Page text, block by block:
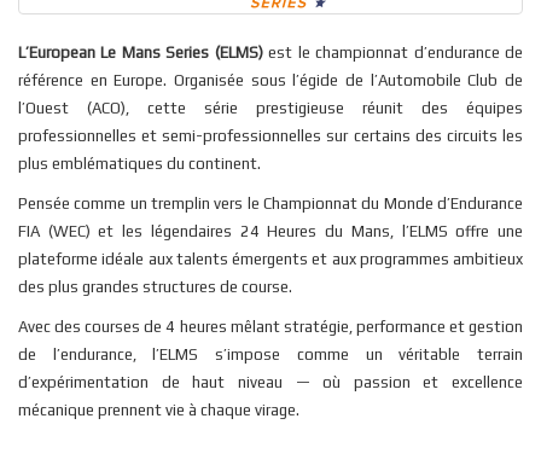
L’European Le Mans Series (ELMS)est le championnat d’endurance de
référence en Europe. Organisée sous l’égide de l’Automobile Club de
l’Ouest (ACO), cette série prestigieuse réunit des équipes
professionnelles et semi-professionnelles sur certains des circuits les
plus emblématiques du continent.
Pensée comme un tremplin vers le Championnat du Monde d’Endurance
FIA (WEC) et les légendaires 24 Heures du Mans, l’ELMS offre une
plateforme idéale aux talents émergents et aux programmes ambitieux
des plus grandes structures de course.
Avec des courses de 4 heures mêlant stratégie, performance et gestion
de l’endurance, l’ELMS s’impose comme un véritable terrain
d’expérimentation de haut niveau — où passion et excellence
mécanique prennent vie à chaque virage.